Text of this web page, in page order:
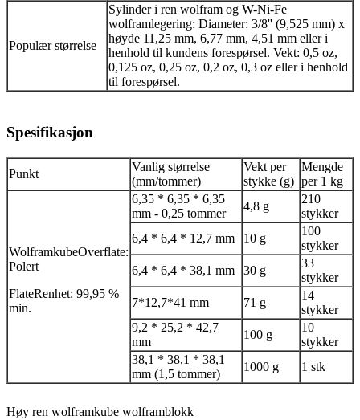
Populær størrelse
Sylinder i ren wolfram og W-Ni-Fe
wolframlegering: Diameter: 3/8'' (9,525 mm) x
høyde 11,25 mm, 6,77 mm, 4,51 mm eller i
henhold til kundens forespørsel. Vekt: 0,5 oz,
0,125 oz, 0,25 oz, 0,2 oz, 0,3 oz eller i henhold
til forespørsel.
Spesifikasjon
Punkt
Vanlig størrelse
(mm/tommer)
Vekt per
stykke (g)
Mengde
per 1 kg
WolframkubeOverflate:
Polert
FlateRenhet: 99,95 %
min.
6,35 * 6,35 * 6,35
mm - 0,25 tommer
4,8 g
210
stykker
6,4 * 6,4 * 12,7 mm
10 g
100
stykker
6,4 * 6,4 * 38,1 mm
30 g
33
stykker
7*12,7*41 mm
71 g
14
stykker
9,2 * 25,2 * 42,7
mm
100 g
10
stykker
38,1 * 38,1 * 38,1
mm (1,5 tommer)
1000 g 1 stk
Høy ren wolframkube wolframblokk